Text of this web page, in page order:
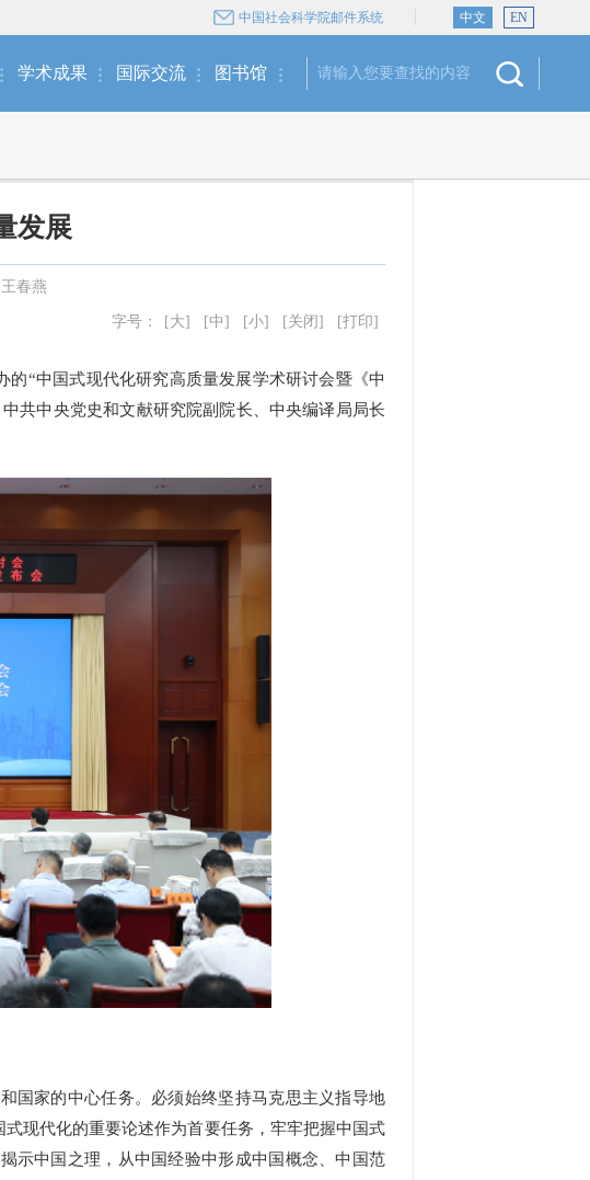
中国社会科学院邮件系统 中文 EN
学术成果 国际交流 图书馆
发展
春燕
字号： [大] [中] [小] [关闭] [打印]
的“中国式现代化研究高质量发展学术研讨会暨《中
共中央党史和文献研究院副院长、中央编译局局长
家的中心任务。必须始终坚持马克思主义指导地
现代化的重要论述作为首要任务，牢牢把握中国式
示中国之理，从中国经验中形成中国概念、中国范